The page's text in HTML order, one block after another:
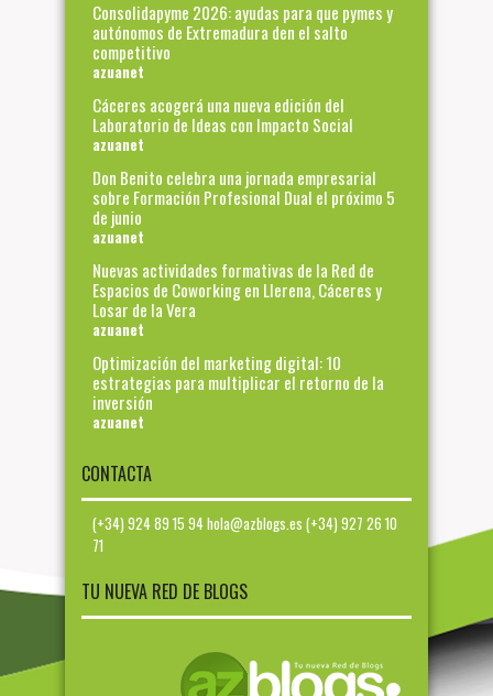
Consolidapyme 2026: ayudas para que pymes y
autónomos de Extremadura den el salto
competitivo
azuanet
Cáceres acogerá una nueva edición del
Laboratorio de Ideas con Impacto Social
azuanet
Don Benito celebra una jornada empresarial
sobre Formación Profesional Dual el próximo 5
de junio
azuanet
Nuevas actividades formativas de la Red de
Espacios de Coworking en Llerena, Cáceres y
Losar de la Vera
azuanet
Optimización del marketing digital: 10
estrategias para multiplicar el retorno de la
inversión
azuanet
CONTACTA
(+34) 924 89 15 94 hola@azblogs.es (+34) 927 26 10
71
TU NUEVA RED DE BLOGS